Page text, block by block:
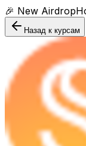
🎉 New
Назад к курсам